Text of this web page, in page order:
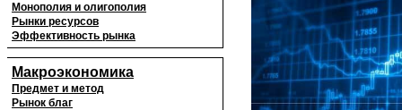
Монополия и олигополия
Рынки ресурсов
Эффективность рынка
Макроэкономика
Предмет и метод
Рынок благ